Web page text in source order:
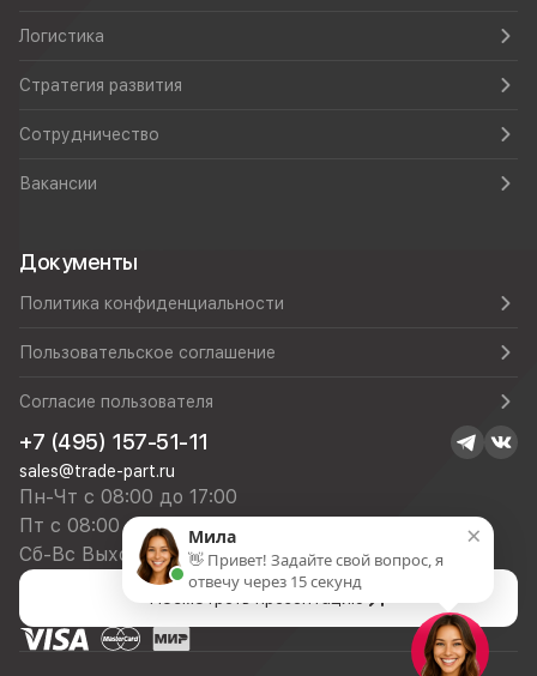
Логистика
Стратегия развития
Сотрудничество
Вакансии
Документы
Политика конфиденциальности
Пользовательское соглашение
Согласие пользователя
+7 (495) 157-51-11
sales@trade-part.ru
Пн-Чт с 08:00 до 17:00
Пт с 08:00 до 16:00
Сб-Вс Выходной
×
Мила
👋 Привет! Задайте свой вопрос, я
отвечу через 15 секунд